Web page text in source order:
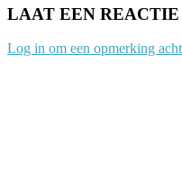
LAAT EEN
Log in om een opmerking